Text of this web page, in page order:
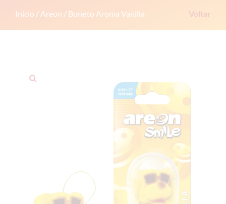
Início / Areon / Boneco Aroma Vanilla Voltar